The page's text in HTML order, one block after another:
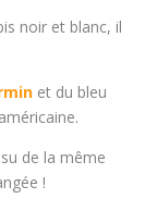
noir et blanc, il
et du bleu
de la même
!